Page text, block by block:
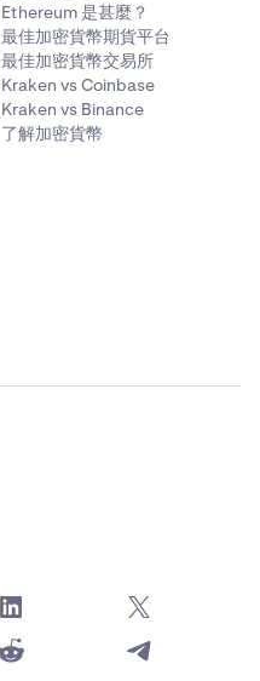
Ethereum 是甚麼？
最佳加密貨幣期貨平台
最佳加密貨幣交易所
Kraken vs Coinbase
Kraken vs Binance
了解加密貨幣